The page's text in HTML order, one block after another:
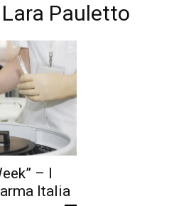
Pauletto
– I
Italia